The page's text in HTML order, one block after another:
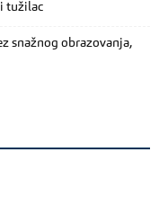
tužilac
snažnog obrazovanja,